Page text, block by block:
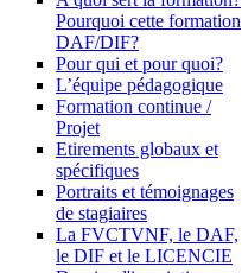
Pourquoi cette formation
DAF/DIF?
Pour qui et pour quoi?
L’équipe pédagogique
Formation continue /
Projet
Etirements globaux et
spécifiques
Portraits et témoignages
de stagiaires
La FVCTVNF, le DAF,
le DIF et le LICENCIE